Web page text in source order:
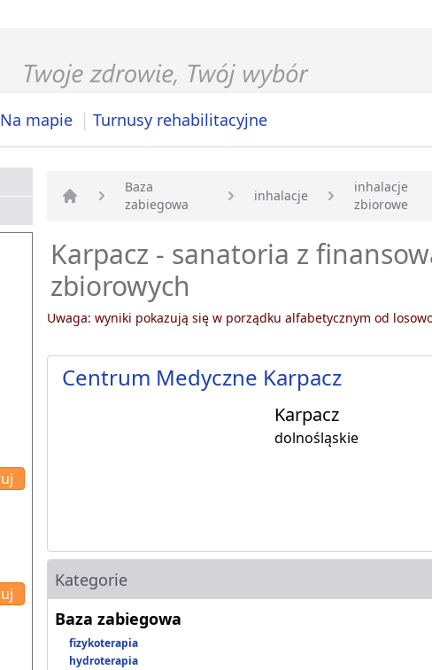
Na mapie | Turnusy rehabilitacyjne
Strona główna
Baza
zabiegowa
inhalacje
inhalacje
zbiorowe
Karpacz - sanatoria z
zbiorowych
Uwaga: wyniki pokazują się w porządku alfabetycznym od
Centrum Medyczne Karpacz
Karpacz
dolnośląskie
Kategorie
Baza zabiegowa
fizykoterapia
hydroterapia